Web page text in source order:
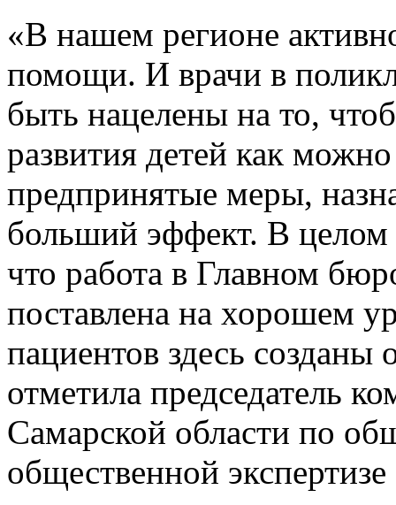
«В нашем регионе
помощи. И врачи в
быть нацелены на то,
развития детей как
предпринятые меры,
больший эффект. В целом
что работа в Главном
поставлена на хорошем
пациентов здесь
отметила председатель
Самарской области по
общественной